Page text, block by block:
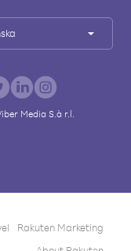
Media S.à r.l.
Rakuten Marketing